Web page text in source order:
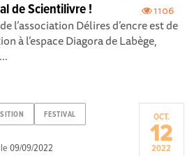
1106
de Scientilivre !
l’association Délires d’encre est de
à l’espace Diagora de Labège,
FESTIVAL
le09/09/2022
OCT.
12
2022